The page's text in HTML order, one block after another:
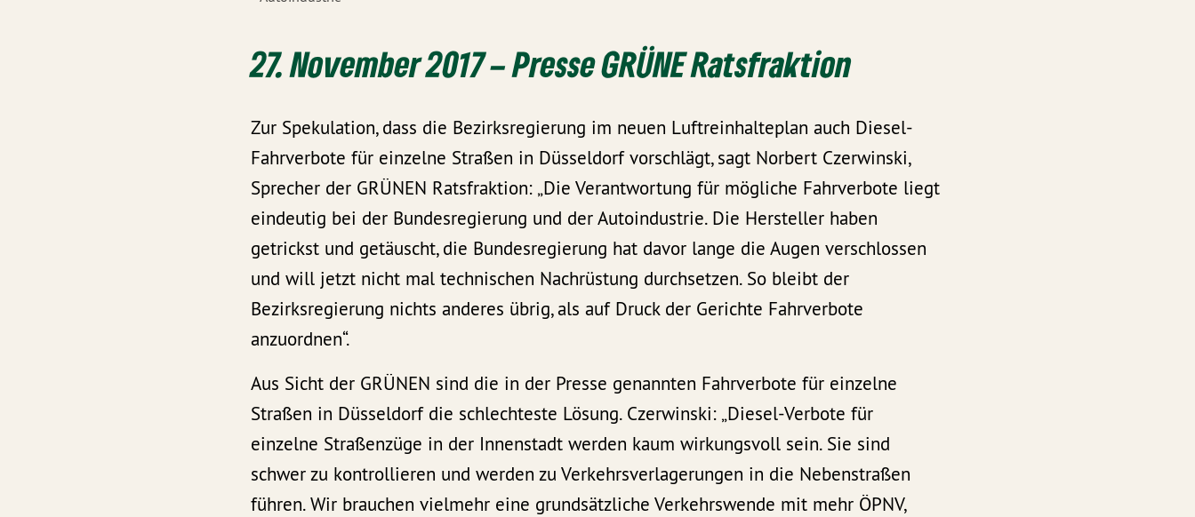
27. November 2017 – Presse GRÜNE Ratsfraktion
Zur Spekulation, dass die Bezirksregierung im neuen Luftreinhalteplan auch Diesel-
Fahrverbote für einzelne Straßen in Düsseldorf vorschlägt, sagt Norbert Czerwinski,
Sprecher der GRÜNEN Ratsfraktion: „Die Verantwortung für mögliche Fahrverbote liegt
eindeutig bei der Bundesregierung und der Autoindustrie. Die Hersteller haben
getrickst und getäuscht, die Bundesregierung hat davor lange die Augen verschlossen
und will jetzt nicht mal technischen Nachrüstung durchsetzen. So bleibt der
Bezirksregierung nichts anderes übrig, als auf Druck der Gerichte Fahrverbote
anzuordnen“.
Aus Sicht der GRÜNEN sind die in der Presse genannten Fahrverbote für einzelne
Straßen in Düsseldorf die schlechteste Lösung. Czerwinski: „Diesel-Verbote für
einzelne Straßenzüge in der Innenstadt werden kaum wirkungsvoll sein. Sie sind
schwer zu kontrollieren und werden zu Verkehrsverlagerungen in die Nebenstraßen
führen. Wir brauchen vielmehr eine grundsätzliche Verkehrswende mit mehr ÖPNV,